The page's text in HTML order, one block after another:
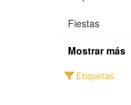
Fiestas
Mostrar más
Etiquetas